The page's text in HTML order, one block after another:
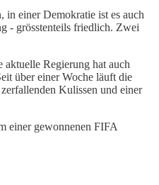
einer Demokratie ist es auch
- grösstenteils friedlich. Zwei
Regierung hat auch
über einer Woche läuft die
Kulissen und einer
einer gewonnenen FIFA